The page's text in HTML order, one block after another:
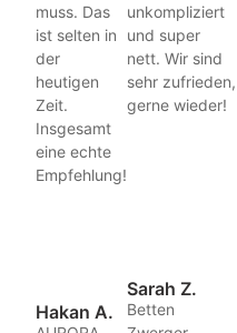
muss. Das
ist selten in
der
heutigen
Zeit.
Insgesamt
eine echte
Empfehlung!
Hakan A.
unkompliziert
und super
nett. Wir sind
sehr zufrieden,
gerne wieder!
Sarah Z.
Betten